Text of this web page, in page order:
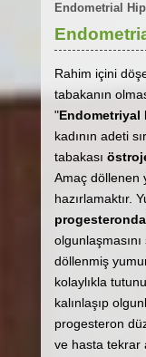
Endometrial
Rahim içini
tabakanın
"Endometriyal
kadının adeti
tabakası
Amaç döllenen
hazırlamaktır.
progesteronda
döllenmiş
kolaylıkla
kalınlaşıp
progesteron
ve hasta tekrar